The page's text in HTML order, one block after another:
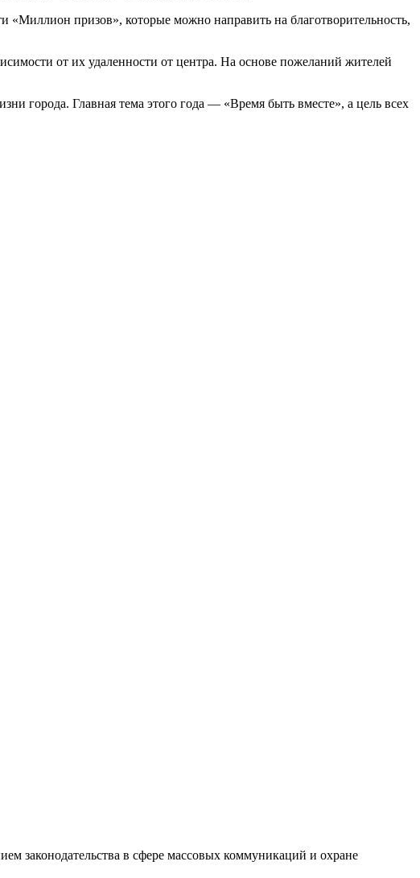
призов», которые можно направить на благотворительность,
от их удаленности от центра. На основе пожеланий жителей
города. Главная тема этого года — «Время быть вместе», а цель всех
законодательства в сфере массовых коммуникаций и охране